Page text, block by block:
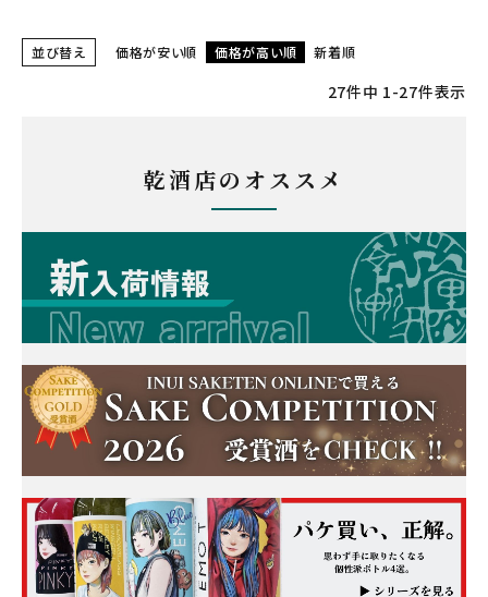
並び替え 価格が安い順 価格が高い順 新着順
27件中 1-27件表示
乾酒店のオススメ